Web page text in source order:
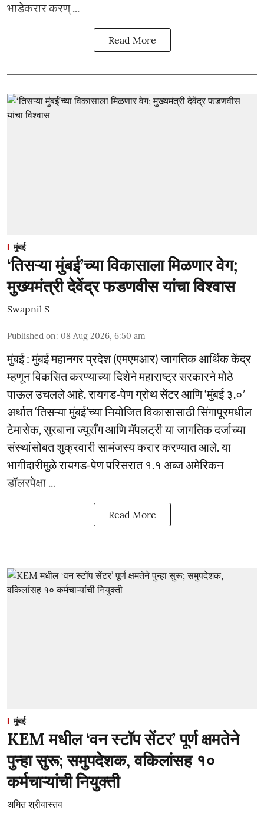
भाडेकरार करण् ...
Read More
मुंबई
‘तिसऱ्या मुंबई’च्या विकासाला मिळणार वेग;
मुख्यमंत्री देवेंद्र फडणवीस यांचा विश्वास
Swapnil S
Published on: 08 Aug 2026, 6:50 am
मुंबई : मुंबई महानगर प्रदेश (एमएमआर) जागतिक आर्थिक केंद्र
म्हणून विकसित करण्याच्या दिशेने महाराष्ट्र सरकारने मोठे
पाऊल उचलले आहे. रायगड-पेण ग्रोथ सेंटर आणि ‘मुंबई ३.०’
अर्थात ‘तिसऱ्या मुंबई’च्या नियोजित विकासासाठी सिंगापूरमधील
टेमासेक, सुरबाना ज्युराँग आणि मॅपलट्री या जागतिक दर्जाच्या
संस्थांसोबत शुक्रवारी सामंजस्य करार करण्यात आले. या
भागीदारीमुळे रायगड-पेण परिसरात १.१ अब्ज अमेरिकन
डॉलरपेक्षा ...
Read More
मुंबई
KEM मधील ‘वन स्टॉप सेंटर’ पूर्ण क्षमतेने
पुन्हा सुरू; समुपदेशक, वकिलांसह १०
कर्मचाऱ्यांची नियुक्ती
अमित श्रीवास्तव